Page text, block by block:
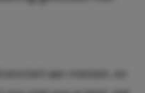
aan mensen, en